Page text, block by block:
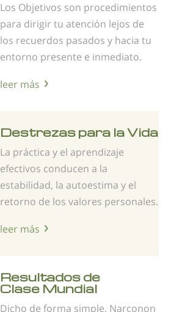
Los Objetivos son procedimientos
para dirigir tu atención lejos de
los recuerdos pasados y hacia tu
entorno presente e inmediato.
leer más
Destrezas para la Vida
La práctica y el aprendizaje
efectivos conducen a la
estabilidad, la autoestima y el
retorno de los valores personales.
leer más
Resultados de
Clase Mundial
Dicho de forma simple, Narconon